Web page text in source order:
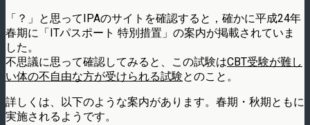
「？」と思ってIPAのサイトを確認すると，確かに平成24年
春期に「ITパスポート 特別措置」の案内が掲載されていま
した。
不思議に思って確認してみると、この試験はCBT受験が難し
い体の不自由な方が受けられる試験とのこと。
詳しくは、以下のような案内があります。春期・秋期ともに
実施されるようです。